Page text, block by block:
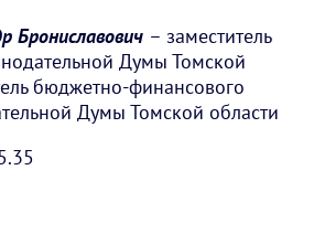
Брониславович – заместитель
Думы Томской
бюджетно-финансового
Думы Томской области